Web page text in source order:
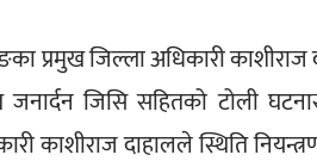
प्रमुख जिल्ला अधिकारी
जिसि सहितको टोली
काशीराज दाहालले स्थिति